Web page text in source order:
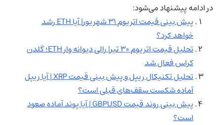
در ادامه پیشنهاد می‌شود:
پیش بینی قیمت اتریوم ۳۱ شهریور| آیا ETH رشد
خواهد کرد؟
تحلیل قیمت اتریوم ۳۰ تیر| رالی دیوانه وار ETH؛ گلدن
کراس فعال شد
تحلیل تکنیکال ریپل و پیش بینی قیمت XRP | آیا ریپل
آماده شکست سقف‌های قبلی است؟
پیش بینی روند قیمت GBPUSD | آیا پوند آماده صعود
است؟